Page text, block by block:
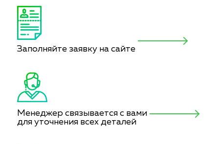
Заполняйте заявку на сайте
Менеджер связывается с вами
для уточнения всех деталей